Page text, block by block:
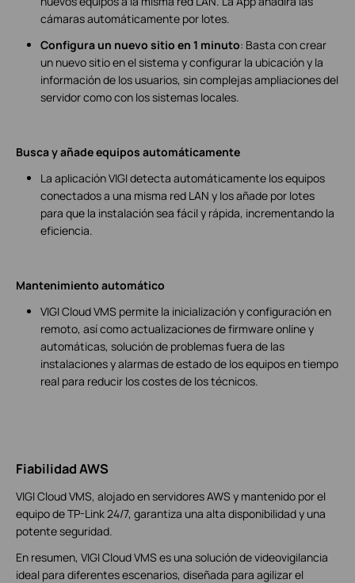
cámaras automáticamente por lotes.
Configura un nuevo sitio en 1 minuto: Basta con crear
un nuevo sitio en el sistema y configurar la ubicación y la
información de los usuarios, sin complejas ampliaciones del
servidor como con los sistemas locales.
Busca y añade equipos automáticamente
La aplicación VIGI detecta automáticamente los equipos
conectados a una misma red LAN y los añade por lotes
para que la instalación sea fácil y rápida, incrementando la
eficiencia.
Mantenimiento automático
VIGI Cloud VMS permite la inicialización y configuración en
remoto, así como actualizaciones de firmware online y
automáticas, solución de problemas fuera de las
instalaciones y alarmas de estado de los equipos en tiempo
real para reducir los costes de los técnicos.
Fiabilidad AWS
VIGI Cloud VMS, alojado en servidores AWS y mantenido por el
equipo de TP-Link 24/7, garantiza una alta disponibilidad y una
potente seguridad.
En resumen, VIGI Cloud VMS es una solución de videovigilancia
ideal para diferentes escenarios, diseñada para agilizar el